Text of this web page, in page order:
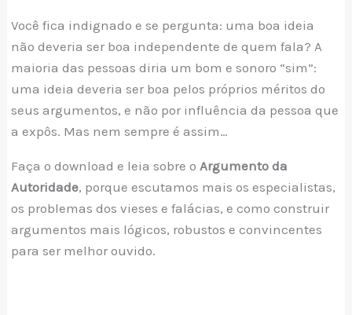
Você fica indignado e se pergunta: uma boa ideia
não deveria ser boa independente de quem fala? A
maioria das pessoas diria um bom e sonoro “sim”:
uma ideia deveria ser boa pelos próprios méritos do
seus argumentos, e não por influência da pessoa que
a expôs. Mas nem sempre é assim…
Faça o download e leia sobre oArgumento da
Autoridade, porque escutamos mais os especialistas,
os problemas dos vieses e falácias, e como construir
argumentos mais lógicos, robustos e convincentes
para ser melhor ouvido.